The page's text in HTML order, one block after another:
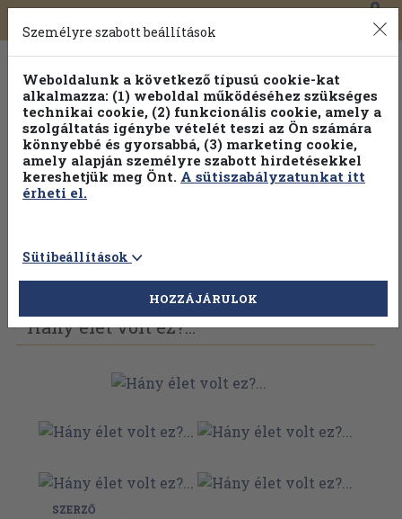
Toggle
navigation
0
Vissza az előző oldalra Válasszon példányt
Hány élet volt ez?...
SZERZŐ
Személyre szabott beállítások
Weboldalunk a következő típusú cookie-kat
alkalmazza: (1) weboldal működéséhez szükséges
technikai cookie, (2) funkcionális cookie, amely a
szolgáltatás igénybe vételét teszi az Ön számára
könnyebbé és gyorsabbá, (3) marketing cookie,
amely alapján személyre szabott hirdetésekkel
kereshetjük meg Önt. A sütiszabályzatunkat itt
érheti el.
Sütibeállítások
HOZZÁJÁRULOK